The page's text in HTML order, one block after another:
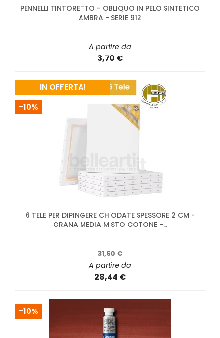
PENNELLI TINTORETTO - OBLIQUO IN PELO SINTETICO
AMBRA - SERIE 912
A partire da
3,70 €
6 TELE PER DIPINGERE CHIODATE SPESSORE 2 CM -
GRANA MEDIA MISTO COTONE -...
31,60 €
A partire da
28,44 €
IN OFFERTA!
-10%
-10%